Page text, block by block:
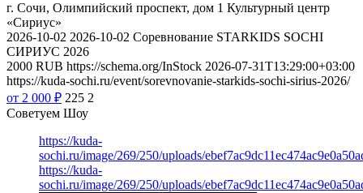
г. Сочи, Олимпийский проспект, дом 1 Культурный центр
«Сириус»
2026-10-02 2026-10-02 Соревнование STARKIDS SOCHI
СИРИУС 2026
2000 RUB https://schema.org/InStock 2026-07-31T13:29:00+03:00
https://kuda-sochi.ru/event/sorevnovanie-starkids-sochi-sirius-2026/
от 2 000 ₽ 225 2
Советуем Шоу
https://kuda-
sochi.ru/image/269/250/uploads/
https://kuda-
sochi.ru/image/269/250/uploads/